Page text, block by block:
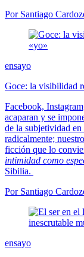
Por Santiago
ensayo
Goce: la visibilidad
Facebook,
acaparan y se
de la subjetividad
radicalmente; nuestro
ficción que lo
intimidad como
Sibilia.
Por Santiago
ensayo